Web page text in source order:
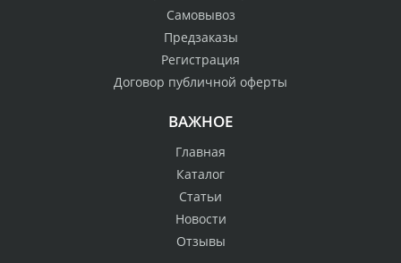
Самовывоз
Предзаказы
Регистрация
Договор публичной оферты
ВАЖНОЕ
Главная
Каталог
Статьи
Новости
Отзывы